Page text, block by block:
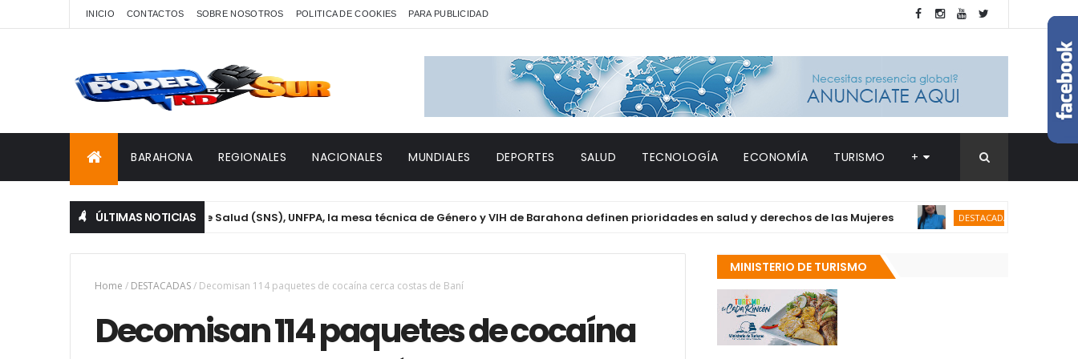
INICIO CONTACTOS SOBRE NOSOTROS POLITICA DE COOKIES PARA PUBLICIDAD
BARAHONA REGIONALES NACIONALES MUNDIALES DEPORTES SALUD TECNOLOGÍA ECONOMÍA TURISMO +
ÚLTIMAS NOTICIAS
Servicio Nacional de Salud (SNS), UNFPA, la mesa técnica de Género y VIH de Barahona definen prioridades en salud y derechos de las Mujeres DESTACADAS Renuncia la
Home / DESTACADAS/ Decomisan 114 paquetes de cocaína cerca costas de Baní
Decomisan 114 paquetes de cocaína
MINISTERIO DE TURISMO